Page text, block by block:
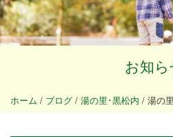
お知ら
ホーム / ブログ / 湯の里･黒松内 / 湯の